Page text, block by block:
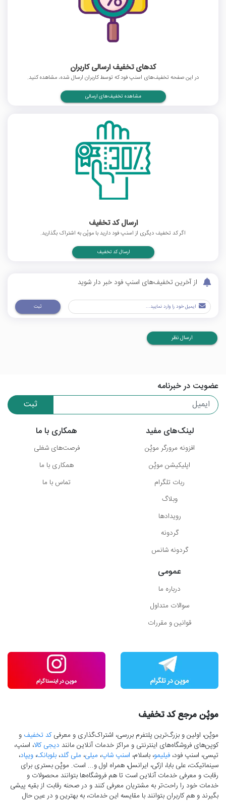
کدهای تخفیف ارسالی کاربران
در این صفحه تخفیف‌های اسنپ فود که توسط کاربران ارسال شده، مشاهده کنید.
مشاهده تخفیف‌های ارسالی
ارسال کد تخفیف
اگر کد تخفیف دیگری از اسنپ فود دارید با موپُن به اشتراک بگذارید.
ارسال کد تخفیف
از آخرین تخفیف‌های اسنپ فود خبر دار شوید
ثبت
ارسال نظر
عضویت در خبرنامه
ثبت
لینک‌های مفید
افزونه مرورگر موپُن
اپلیکیشن موپُن
ربات تلگرام
وبلاگ
رویدادها
گردونه
گردونه شانس
همکاری با ما
فرصت‌های شغلی
همکاری با ما
تماس با ما
عمومی
درباره ما
سوالات متداول
قوانین و مقررات
موپُن مرجع کد تخفیف
موپُن، اولین و بزرگ‌ترین پلتفرم بررسی، اشتراک‌گذاری و معرفیکد تخفیف و
کوپن‌های فروشگاه‌های اینترنتی و مراکز خدمات آنلاین مانند دیجی کالا، اسنپ،
تپسی، اسنپ فود، فیلیمو، باسلام، اسنپ شاپ، میلی، ملی گلد، بلوبانک، ویپاد،
سینماتیکت، علی بابا، ازکی، ایرانسل، همراه اول و... است. موپُن بستری برای
رقابت و معرفی خدمات آنلاین است تا هم فروشگاه‌ها بتوانند محصولات و
خدمات خود را راحت‌تر به مشتریان معرفی کنند و در صحنه رقابت از بقیه پیشی
بگیرند و هم کاربران بتوانند با مقایسه این خدمات، به بهترین و در عین حال